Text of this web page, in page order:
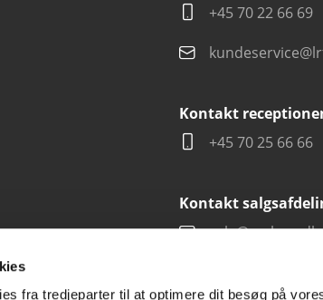
fra tredjeparter til at optimere dit besøg på
+45 70 22 66 69
Kontakt
+45 70 25 66 66
Kontakt
salg@carlsen.dk